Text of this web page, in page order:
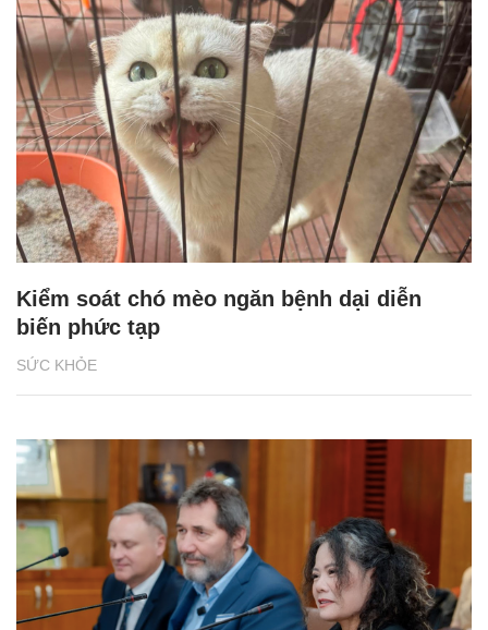
SỨC KHỎE
Kiểm soát chó mèo ngăn bệnh dại diễn
biến phức tạp